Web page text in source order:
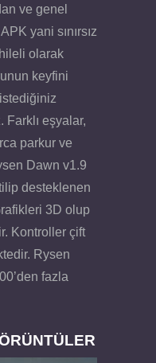
ve genel
yani sınırsız
olarak
keyfini
Farklı eşyalar,
parkur ve
Dawn v1.9
desteklenen
3D olup
Kontroller çift
Rysen
fazla